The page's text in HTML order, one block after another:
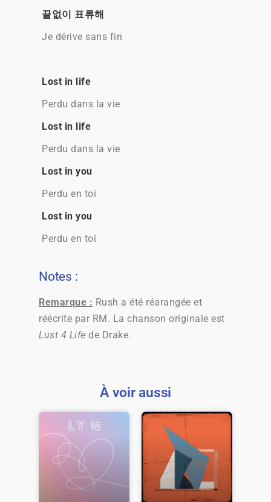
끝없이 표류해
Je dérive sans fin
Lost in life
Perdu dans la vie
Lost in life
Perdu dans la vie
Lost in you
Perdu en toi
Lost in you
Perdu en toi
Notes :
Remarque : Rush a été réarangée et
réécrite par RM. La chanson originale est
Lust 4 Life de Drake.
À voir aussi